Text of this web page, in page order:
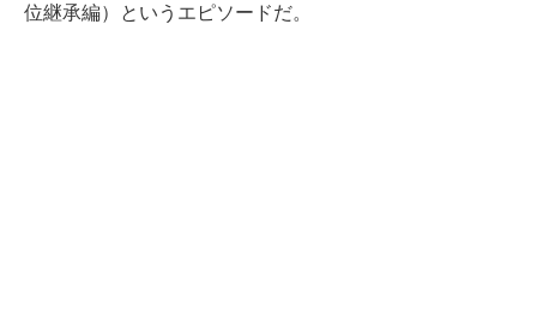
位継承編）というエピソードだ。